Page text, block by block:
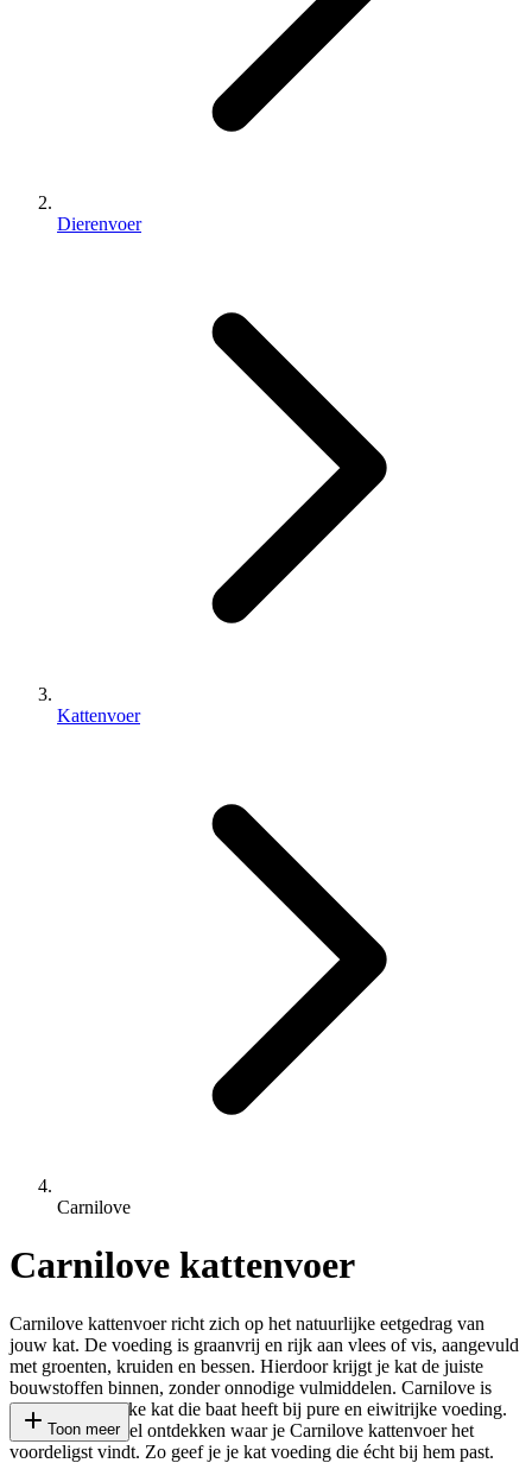
Dierenvoer
Kattenvoer
Carnilove
Carnilove kattenvoer
Carnilove kattenvoer richt zich op het natuurlijke eetgedrag van
jouw kat. De voeding is graanvrij en rijk aan vlees of vis, aangevuld
met groenten, kruiden en bessen. Hierdoor krijgt je kat de juiste
bouwstoffen binnen, zonder onnodige vulmiddelen. Carnilove is
geschikt voor elke kat die baat heeft bij pure en eiwitrijke voeding.
Wij helpen je snel ontdekken waar je Carnilove kattenvoer het
voordeligst vindt. Zo geef je je kat voeding die écht bij hem past.
Toon meer